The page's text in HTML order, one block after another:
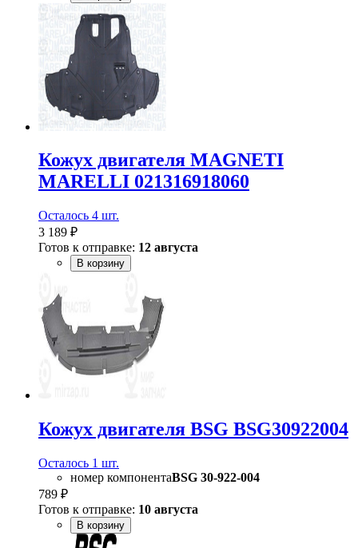
Кожух двигателя MAGNETI
MARELLI 021316918060
Осталось 4 шт.
3 189 ₽
Готов к отправке: 12 августа
В корзину
Кожух двигателя BSG BSG30922004
Осталось 1 шт.
номер компонентаBSG 30-922-004
789 ₽
Готов к отправке: 10 августа
В корзину